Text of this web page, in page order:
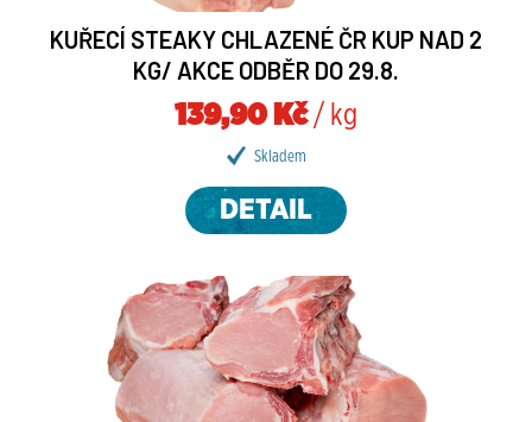
KUŘECÍ STEAKY CHLAZENÉ ČR KUP NAD 2
KG/ AKCE ODBĚR DO 29.8.
139,90 Kč/ kg
Skladem
DETAIL